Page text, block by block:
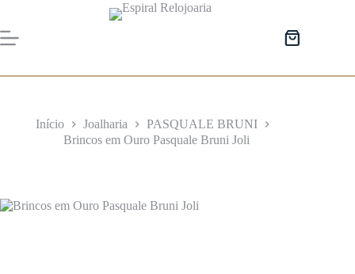
o
conteúdo
Carrinho
Início Joalharia
PASQUALE BRUNI
Brincos em Ouro Pasquale Bruni Joli